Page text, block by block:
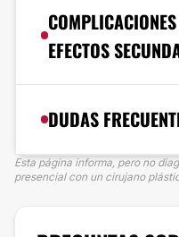
EFECTOS
DUDAS
Esta página informa, pero no
presencial con un cirujano